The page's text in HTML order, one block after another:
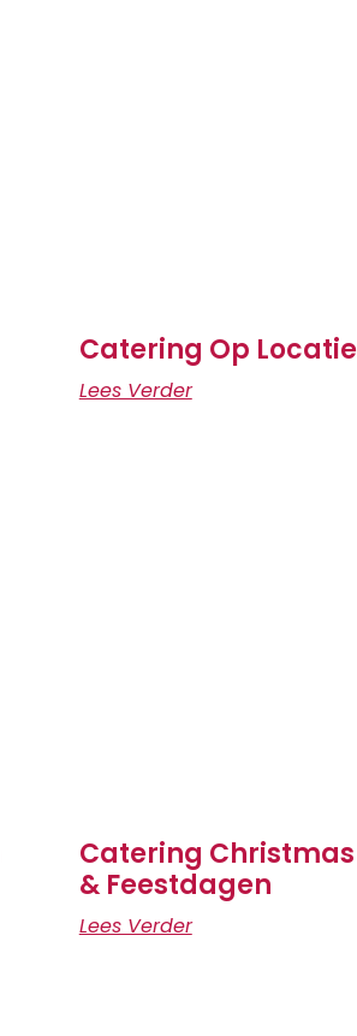
Catering Op Locatie
Lees Verder
Catering Christmas
& Feestdagen
Lees Verder